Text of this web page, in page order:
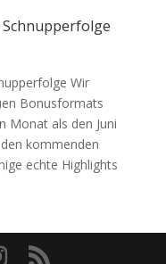
Schnupperfolge
Wir
Bonusformats
Monat als den Juni
kommenden
echte Highlights